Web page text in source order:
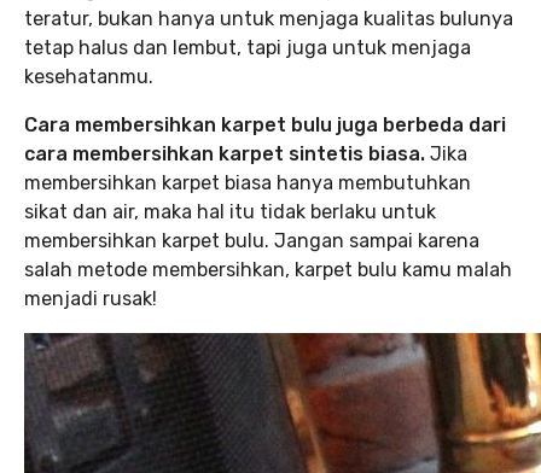
teratur, bukan hanya untuk menjaga kualitas bulunya
tetap halus dan lembut, tapi juga untuk menjaga
kesehatanmu.
Cara membersihkan karpet bulu juga berbeda dari
cara membersihkan karpet sintetis biasa. Jika
membersihkan karpet biasa hanya membutuhkan
sikat dan air, maka hal itu tidak berlaku untuk
membersihkan karpet bulu. Jangan sampai karena
salah metode membersihkan, karpet bulu kamu malah
menjadi rusak!